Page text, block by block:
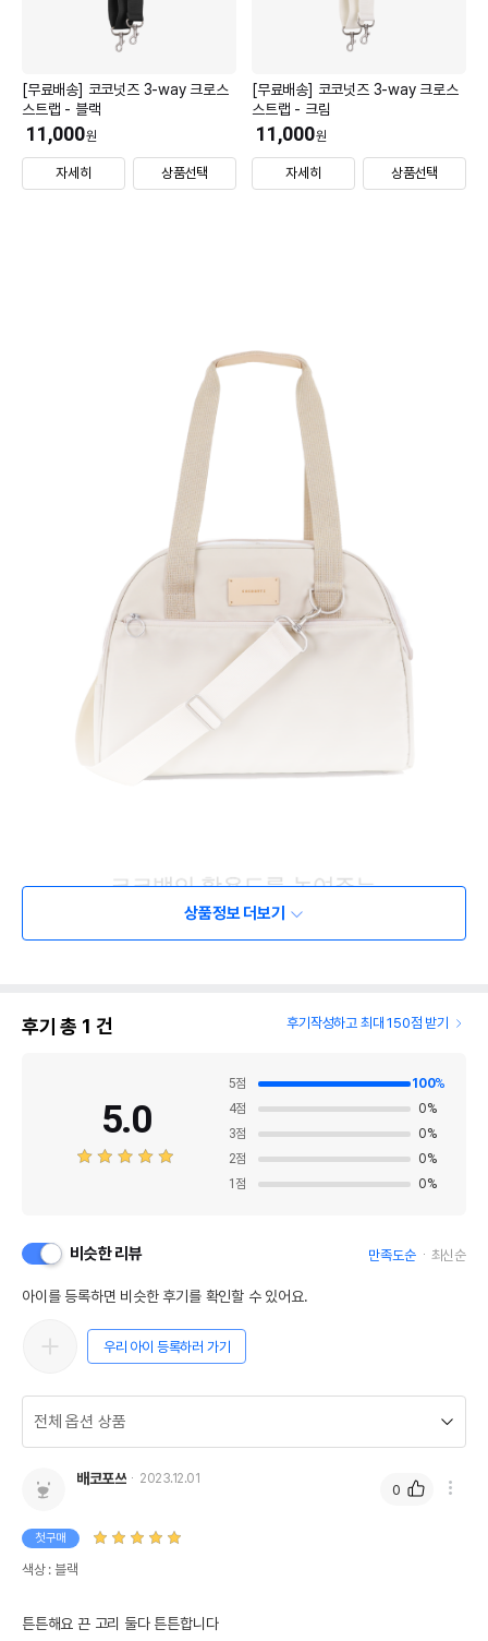
[무료배송] 코코넛즈 3-way 크로스
스트랩 - 블랙
11,000원
자세히 상품선택
[무료배송] 코코넛즈 3-way 크로스
스트랩 - 크림
11,000원
자세히 상품선택
상품정보 더보기
후기 총 1 건 후기작성하고 최대 150점 받기
5.0
5점 100%
4점 0%
3점 0%
2점 0%
1 점 0%
비슷한 리뷰 만족도순 최신순
아이를 등록하면 비슷한 후기를 확인할 수 있어요.
우리 아이 등록하러 가기
배코포쓰 2023.12.01
첫구매
색상 : 블랙
튼튼해요 끈 고리 둘다 튼튼합니다
0